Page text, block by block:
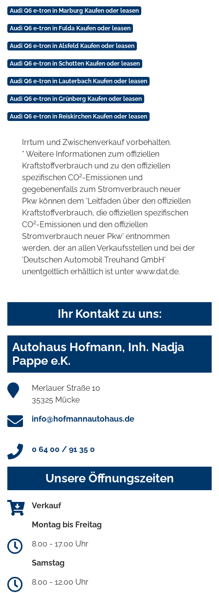
Audi Q6 e-tron in Marburg Kaufen oder leasen
Audi Q6 e-tron in Fulda Kaufen oder leasen
Audi Q6 e-tron in Alsfeld Kaufen oder leasen
Audi Q6 e-tron in Schotten Kaufen oder leasen
Audi Q6 e-tron in Lauterbach Kaufen oder leasen
Audi Q6 e-tron in Grünberg Kaufen oder leasen
Audi Q6 e-tron in Reiskirchen Kaufen oder leasen
Irrtum und Zwischenverkauf vorbehalten.
* Weitere Informationen zum offiziellen
Kraftstoffverbrauch und zu den offiziellen
spezifischen CO2-Emissionen und
gegebenenfalls zum Stromverbrauch neuer
Pkw können dem 'Leitfaden über den offiziellen
Kraftstoffverbrauch, die offiziellen spezifischen
CO2-Emissionen und den offiziellen
Stromverbrauch neuer Pkw' entnommen
werden, der an allen Verkaufsstellen und bei der
'Deutschen Automobil Treuhand GmbH'
unentgeltlich erhältlich ist unter www.dat.de.
Ihr Kontakt zu uns:
Autohaus Hofmann, Inh. Nadja
Pappe e.K.
Merlauer Straße 10
35325 Mücke
info@hofmannautohaus.de
0 64 00 / 91 35 0
Unsere Öffnungszeiten
Verkauf
Montag bis Freitag
8.00 - 17.00 Uhr
Samstag
8.00 - 12.00 Uhr